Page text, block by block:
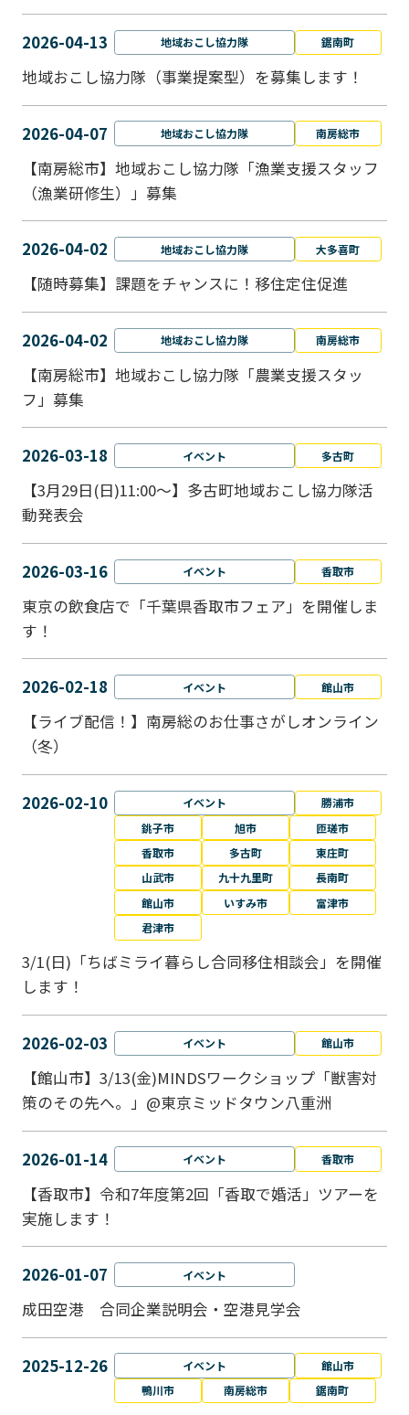
2026-04-13 地域おこし協力隊 鋸南町
地域おこし協力隊（事業提案型）を募集します！
2026-04-07 地域おこし協力隊 南房総市
【南房総市】地域おこし協力隊「漁業支援スタッフ
（漁業研修生）」募集
2026-04-02 地域おこし協力隊 大多喜町
【随時募集】課題をチャンスに！移住定住促進
2026-04-02 地域おこし協力隊 南房総市
【南房総市】地域おこし協力隊「農業支援スタッ
フ」募集
2026-03-18 イベント 多古町
【3月29日(日)11:00～】多古町地域おこし協力隊活
動発表会
2026-03-16 イベント 香取市
東京の飲食店で「千葉県香取市フェア」を開催しま
す！
2026-02-18 イベント 館山市
【ライブ配信！】南房総のお仕事さがしオンライン
（冬）
2026-02-10 イベント
勝浦市
銚子市
旭市
匝瑳市
香取市
多古町
東庄町
山武市
九十九里町
長南町
館山市
いすみ市
富津市
君津市
3/1(日)「ちばミライ暮らし合同移住相談会」を開催
します！
2026-02-03 イベント 館山市
【館山市】3/13(金)MINDSワークショップ「獣害対
策のその先へ。」@東京ミッドタウン八重洲
2026-01-14 イベント 香取市
【香取市】令和7年度第2回「香取で婚活」ツアーを
実施します！
2026-01-07 イベント
成田空港 合同企業説明会・空港見学会
2025-12-26 イベント
館山市
鴨川市
南房総市 鋸南町